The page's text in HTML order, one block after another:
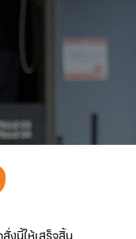
งนี้ให้เสร็จสิ้น